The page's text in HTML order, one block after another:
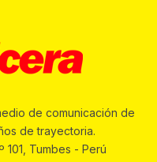
de comunicación de
de trayectoria.
101, Tumbes - Perú